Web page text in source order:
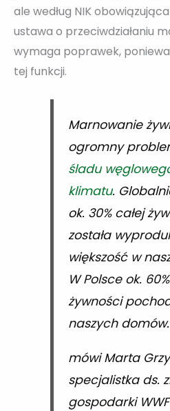
ale według NIK
ustawa o przeciwdziałaniu
wymaga poprawek,
tej funkcji.
Marnowanie
ogromny
śladu
klimatu.
ok. 30% całej
została
większość w
W Polsce ok.
żywności
naszych domów.
mówi Marta
specjalistka ds.
gospodarki